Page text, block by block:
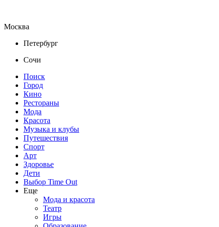
Москва
Петербург
Сочи
Поиск
Город
Кино
Рестораны
Мода
Красота
Музыка и клубы
Путешествия
Спорт
Арт
Здоровье
Дети
Выбор Time Out
Еще
Мода и красота
Театр
Игры